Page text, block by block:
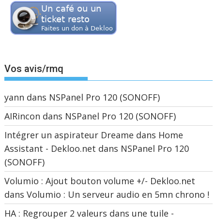
Vos avis/rmq
yann dans NSPanel Pro 120 (SONOFF)
AIRincon dans NSPanel Pro 120 (SONOFF)
Intégrer un aspirateur Dreame dans Home
Assistant - Dekloo.net dans NSPanel Pro 120
(SONOFF)
Volumio : Ajout bouton volume +/- Dekloo.net
dansVolumio : Un serveur audio en 5mn chrono !
HA : Regrouper 2 valeurs dans une tuile -